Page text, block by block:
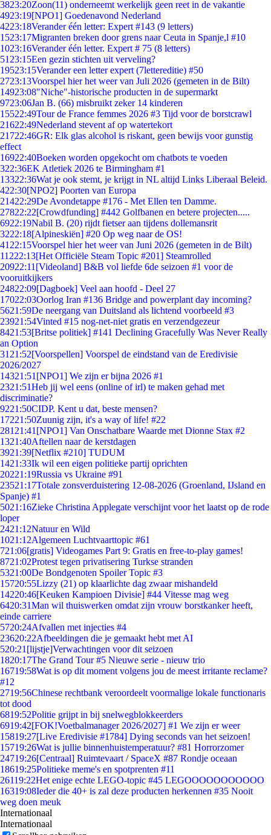
3823:20Zoon(11) onderneemt werkelijk geen reet in de vakantie
4923:19[NPO1] Goedenavond Nederland
4223:18Verander één letter: Expert #143 (9 letters)
1523:17Migranten breken door grens naar Ceuta in Spanje,l #10
1023:16Verander één letter. Expert # 75 (8 letters)
51 23:15Een gezin stichten uit verveling?
19523:15Verander een letter expert (7lettereditie) #50
2723:13Voorspel hier het weer van Juli 2026 (gemeten in de Bilt)
14923:08"Niche"-historische producten in de supermarkt
9723:06Jan B. (66) misbruikt zeker 14 kinderen
15522:49Tour de France femmes 2026 #3 Tijd voor de borstcrawl
21622:49Nederland stevent af op watertekort
21722:46GR: Elk glas alcohol is riskant, geen bewijs voor gunstig
effect
16922:40Boeken worden opgekocht om chatbots te voeden
322:36EK Atletiek 2026 te Birmingham #1
13322:36Wat je ook stemt, je krijgt in NL altijd Links Liberaal Beleid.
422:30[NPO2] Poorten van Europa
21422:29De Avondetappe #176 - Met Ellen ten Damme.
27822:22[Crowdfunding] #442 Golfbanen en betere projecten.....
6922:19Nabil B. (20) rijdt fietser aan tijdens dollemansrit
3222:18[Alpineskiën] #20 Op weg naar de OS!
41 22:15Voorspel hier het weer van Juni 2026 (gemeten in de Bilt)
11222:13[Het Officiële Steam Topic #201] Steamrolled
20922:11 [Videoland] B&B vol liefde 6de seizoen #1 voor de
vooruitkijkers
24822:09[Dagboek] Veel aan hoofd - Deel 27
17022:03Oorlog Iran #136 Bridge and powerplant day incoming?
5621:59De neergang van Duitsland als lichtend voorbeeld #3
23921:54Vinted #15 nog-net-niet gratis en verzendgezeur
8421:53[Britse politiek] #141 Declining Gracefully Was Never Really
an Option
31 21:52[Voorspellen] Voorspel de eindstand van de Eredivisie
2026/2027
14321:51 [NPO1] We zijn er bijna 2026 #1
2321:51Heb jij wel eens (online of irl) te maken gehad met
discriminatie?
9221:50CIDP. Kent u dat, beste mensen?
17221:50Zuunig zijn, it's a way of life! #22
281 21:41 [NPO1] Van Onschatbare Waarde met Dionne Stax #2
1321:40Aftellen naar de kerstdagen
3921:39[Netflix #210] TUDUM
1421:33Ik wil een eigen politieke partij oprichten
20221:19Russia vs Ukraine #91
23521:17Totale zonsverduistering 12-08-2026 (Groenland, IJsland en
Spanje) #1
5021:16Zieke Christina Applegate verschijnt voor het laatst op de rode
loper
2421:12Natuur en Wild
1021:12Algemeen Luchtvaarttopic #61
721:06[gratis] Videogames Part 9: Gratis en free-to-play games!
8721:02Protest tegen privatisering Turkse stranden
5321:00De Bondgenoten Spoiler Topic #3
15720:55Lizzy (21) op klaarlichte dag zwaar mishandeld
14220:46[Keuken Kampioen Divisie] #44 Vitesse mag weg
6420:31Man wil thuiswerken omdat zijn vrouw borstkanker heeft,
einde carriere
5720:24Afvallen met injecties #4
23620:22Afbeeldingen die je gemaakt hebt met AI
520:21 [lijstje]Verwachtingen voor dit seizoen
1820:17The Grand Tour #5 Nieuwe serie - nieuw trio
16719:58Wat is op dit moment volgens jou de meest irritante reclame?
#12
2719:56Chinese rechtbank veroordeelt voormalige lokale functionaris
tot dood
6819:52Politie grijpt in bij snelwegblokkeerders
6919:42[FOK!Voetbalmanager 2026/2027] #1 We zijn er weer
15819:27[Live Eredivisie #1784] Dying seconds van het seizoen!
15719:26Wat is jullie binnenhuistemperatuur? #81 Horrorzomer
24719:26[Centraal] Ruimtevaart / SpaceX #87 Rondje oceaan
18619:25Politieke meme's en spotprenten #11
26119:22Het enige echte LEGO-topic #45 LEGOOOOOOOOOOO
16319:08Ieder die 40+ is zal deze producten herkennen #35 Nooit
weg doen meuk
Internationaal
Internationaal